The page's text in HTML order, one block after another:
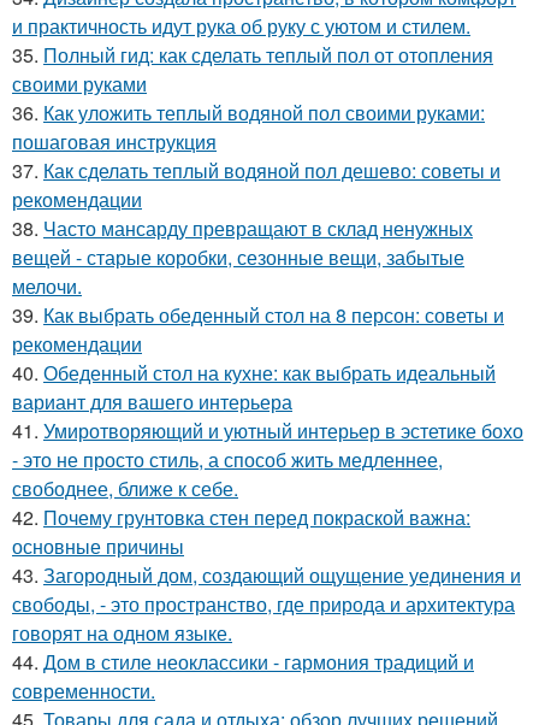
и практичность идут рука об руку с уютом и стилем.
35. Полный гид: как сделать теплый пол от отопления
своими руками
36. Как уложить теплый водяной пол своими руками:
пошаговая инструкция
37. Как сделать теплый водяной пол дешево: советы и
рекомендации
38. Часто мансарду превращают в склад ненужных
вещей - старые коробки, сезонные вещи, забытые
мелочи.
39. Как выбрать обеденный стол на 8 персон: советы и
рекомендации
40. Обеденный стол на кухне: как выбрать идеальный
вариант для вашего интерьера
41. Умиротворяющий и уютный интерьер в эстетике бохо
- это не просто стиль, а способ жить медленнее,
свободнее, ближе к себе.
42. Почему грунтовка стен перед покраской важна:
основные причины
43. Загородный дом, создающий ощущение уединения и
свободы, - это пространство, где природа и архитектура
говорят на одном языке.
44. Дом в стиле неоклассики - гармония традиций и
современности.
45. Товары для сада и отдыха: обзор лучших решений